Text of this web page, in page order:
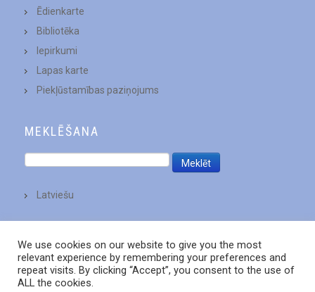
Ēdienkarte
Bibliotēka
Iepirkumi
Lapas karte
Piekļūstamības paziņojums
MEKLĒŠANA
Latviešu
We use cookies on our website to give you the most
relevant experience by remembering your preferences and
repeat visits. By clicking “Accept”, you consent to the use of
ALL the cookies.